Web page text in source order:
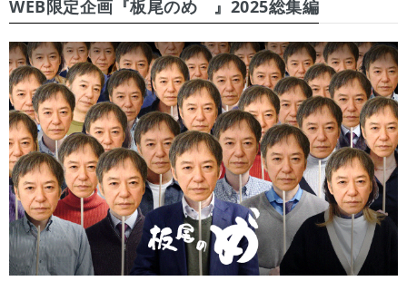
WEB限定企画『板尾のめ゙』2025総集編